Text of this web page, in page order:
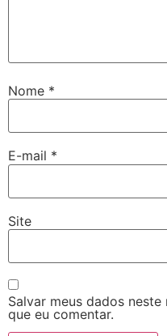
Nome *
E-mail *
Site
Salvar meus dados
que eu comentar.